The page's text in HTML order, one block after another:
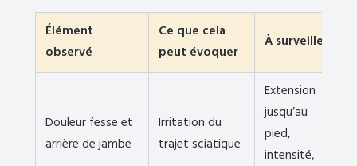
Élément
observé
Ce que cela
peut évoquer
À surveiller
Douleur fesse et
arrière de jambe
Irritation du
trajet sciatique
Extension
jusqu’au
pied,
intensité,